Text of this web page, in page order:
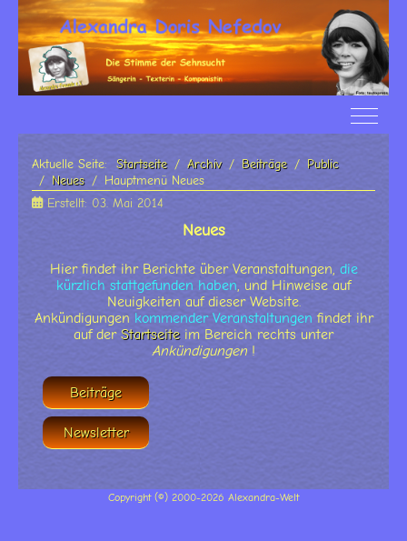
Off-
Beiträge
Newsletter
Aktuelle Seite: Startseite Archiv Beiträge
Public
Neues
Hauptmenü Neues
Erstellt: 03. Mai 2014
Neues
Hier findet ihr Berichte über Veranstaltungen, die
kürzlich stattgefunden haben, und Hinweise auf
Neuigkeiten auf dieser Website.
Ankündigungen kommender Veranstaltungen findet ihr
auf der Startseiteim Bereich rechts unter
Ankündigungen !
Copyright (©) 2000-2026 Alexandra-Welt